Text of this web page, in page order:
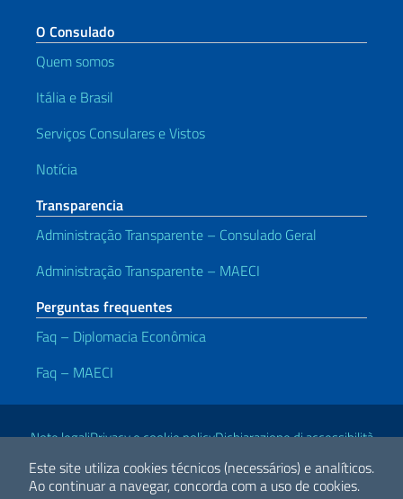
Este site utiliza cookies técnicos (necessários) e analíticos.
Ao continuar a navegar, concorda com a uso de cookies.
O Consulado
Quem somos
Itália e Brasil
Serviços Consulares e Vistos
Notícia
Transparencia
Administração Transparente – Consulado Geral
Administração Transparente – MAECI
Perguntas frequentes
Faq – Diplomacia Econômica
Faq – MAECI
Links Úteis
Note legaliPrivacy e cookie policyDichiarazione di accessibilità